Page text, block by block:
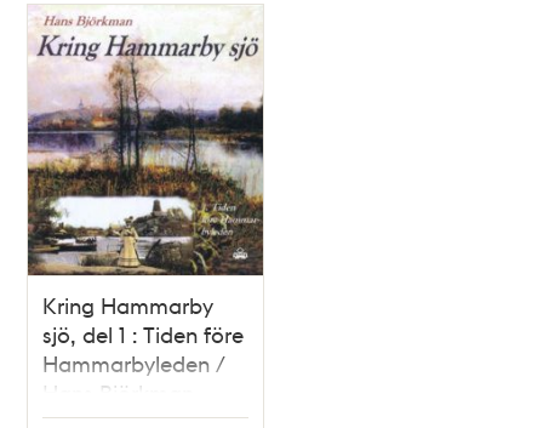
Kring Hammarby
sjö, del 1 : Tiden före
Hammarbyleden /
Hans Björkman